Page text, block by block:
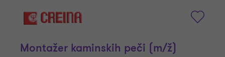
Montažer kaminskih peči (m/ž)